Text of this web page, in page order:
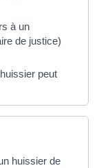
à un
de justice)
peut
huissier de